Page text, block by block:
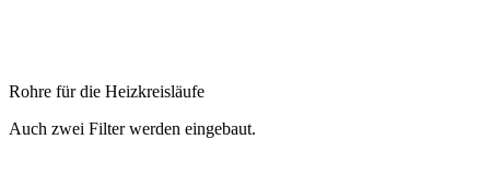
Rohre für die Heizkreisläufe
Auch zwei Filter werden eingebaut.